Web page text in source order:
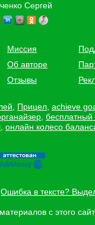
Сергей
Миссия
Об авторе
Отзывы
Прицел achieve
онлайн колесо
Ошибка в тексте?
с этого